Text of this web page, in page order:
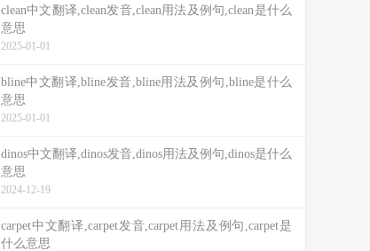
clean中文翻译,clean发音,clean用法及例句,clean是什么
意思
2025-01-01
bline中文翻译,bline发音,bline用法及例句,bline是什么
意思
2025-01-01
dinos中文翻译,dinos发音,dinos用法及例句,dinos是什么
意思
2024-12-19
carpet中文翻译,carpet发音,carpet用法及例句,carpet是
什么意思